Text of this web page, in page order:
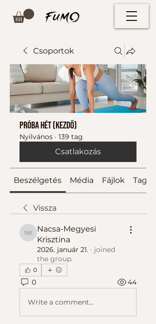
Csoportok
Próba hét (kezdő)
Nyilvános · 139 tag
Csatlakozás
Beszélgetés Média Fájlok Tagok
Vissza
Nacsa-Megyesi Krisztina
Nacsa-Megyesi
Krisztina
2026. január 21. · joined
the group.
0
0 44
Write a comment...